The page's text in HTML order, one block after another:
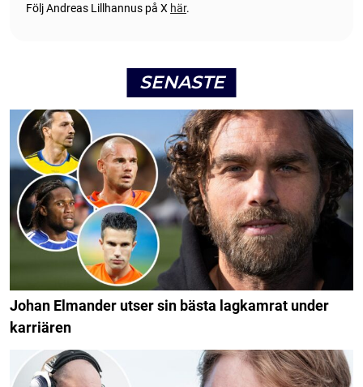
Följ Andreas Lillhannus på X här.
SENASTE
Johan Elmander utser sin bästa lagkamrat under
karriären